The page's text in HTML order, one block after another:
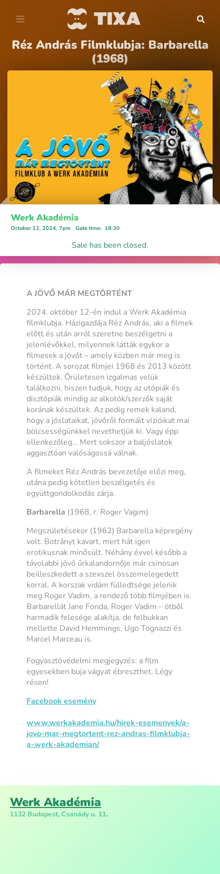
Réz András Filmklubja: Barbarella
(1968)
Werk Akadémia
October 12, 2024, 7pm Gate time: 18:30
Sale has been closed.
A JÖVŐ MÁR MEGTÖRTÉNT
2024. október 12-én indul a Werk Akadémia
filmklubja. Házigazdája Réz András, aki a filmek
előtt és után arról szeretne beszélgetni a
jelenlévőkkel, milyennek látták egykor a
filmesek a jövőt – amely közben már meg is
történt. A sorozat filmjei 1968 és 2013 között
készültek. Őrületesen izgalmas velük
találkozni, hiszen tudjuk, hogy az utópiák és
disztópiák mindig az alkotók/szerzők saját
korának készültek. Az pedig remek kaland,
hogy a jóslataikat, jövőről formált vízióikat mai
bölcsességünkkel nevethetjük ki. Vagy épp
ellenkezőleg… Mert sokszor a baljóslatok
aggasztóan valóságossá válnak.
A filmeket Réz András bevezetője előzi meg,
utána pedig kötetlen beszélgetés és
együttgondolkodás zárja.
Barbarella (1968, r. Roger Vagim)
Megszületésekor (1962) Barbarella képregény
volt. Botrányt kavart, mert hát igen
erotikusnak minősült. Néhány évvel később a
távolabbi jövő űrkalandornője már csinosan
beilleszkedett a szexszel összemelegedett
korral. A korszak vidám fülledtsége jelenik
meg Roger Vadim, a rendező több filmjében is.
Barbarellát Jane Fonda, Roger Vadim – ötből
harmadik felesége alakítja, de felbukkan
mellette David Hemmings, Ugo Tognazzi és
Marcel Marceau is.
Fogyasztóvédelmi megjegyzés: a film
egyesekben buja vágyat ébreszthet. Légy
résen!
Facebook esemény
www.werkakademia.hu/hirek-esemenyek/a-
jovo-mar-megtortent-rez-andras-filmklubja-
a-werk-akademian/
Werk Akadémia
1132 Budapest, Csanády u. 11.